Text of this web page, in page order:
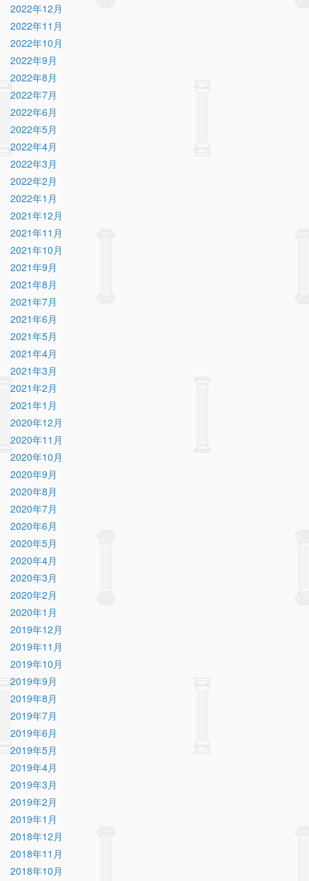
2022年12月
2022年11月
2022年10月
2022年9月
2022年8月
2022年7月
2022年6月
2022年5月
2022年4月
2022年3月
2022年2月
2022年1月
2021年12月
2021年11月
2021年10月
2021年9月
2021年8月
2021年7月
2021年6月
2021年5月
2021年4月
2021年3月
2021年2月
2021年1月
2020年12月
2020年11月
2020年10月
2020年9月
2020年8月
2020年7月
2020年6月
2020年5月
2020年4月
2020年3月
2020年2月
2020年1月
2019年12月
2019年11月
2019年10月
2019年9月
2019年8月
2019年7月
2019年6月
2019年5月
2019年4月
2019年3月
2019年2月
2019年1月
2018年12月
2018年11月
2018年10月